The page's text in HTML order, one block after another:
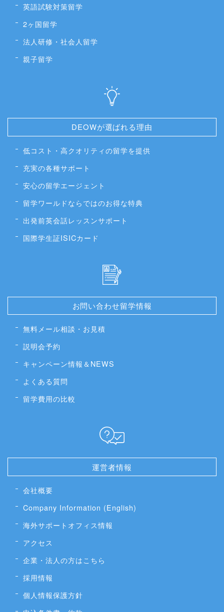
英語試験対策留学
2ヶ国留学
法人研修・社会人留学
親子留学
DEOWが選ばれる理由
低コスト・高クオリティの留学を提供
充実の各種サポート
安心の留学エージェント
留学ワールドならではのお得な特典
出発前英会話レッスンサポート
国際学生証ISICカード
お問い合わせ留学情報
無料メール相談・お見積
説明会予約
キャンペーン情報＆NEWS
よくある質問
留学費用の比較
運営者情報
会社概要
Company Information (English)
海外サポートオフィス情報
アクセス
企業・法人の方はこちら
採用情報
個人情報保護方針